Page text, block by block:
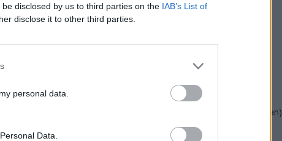
disclosed by us to third parties on the IAB’s List of
disclose it to other third parties.
personal data.
Data.
PMP (Tomac)
Forța Dreptei (L. Orban)
PNȚMM